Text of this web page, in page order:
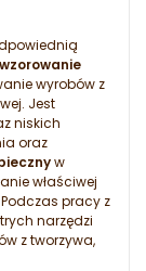
wyrobów z
Jest
niskich
oraz
w
właściwej
pracy z
narzędzi
z tworzywa,